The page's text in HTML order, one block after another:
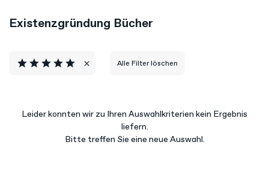
Existenzgründung Bücher
Alle Filter löschen
Leider konnten wir zu Ihren Auswahlkriterien kein Ergebnis
liefern.
Bitte treffen Sie eine neue Auswahl.